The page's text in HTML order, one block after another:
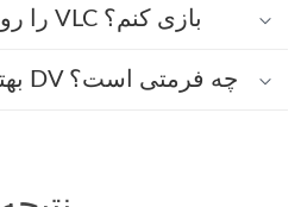
آیا می توانم .dv را روی VLC بازی کنم؟
بهترین جایگزین برای DV چه فرمتی است؟